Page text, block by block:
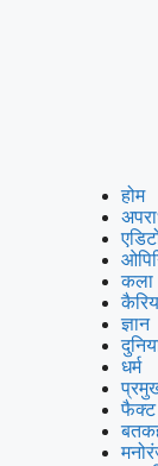
होम
कला
ज्ञान
धर्म